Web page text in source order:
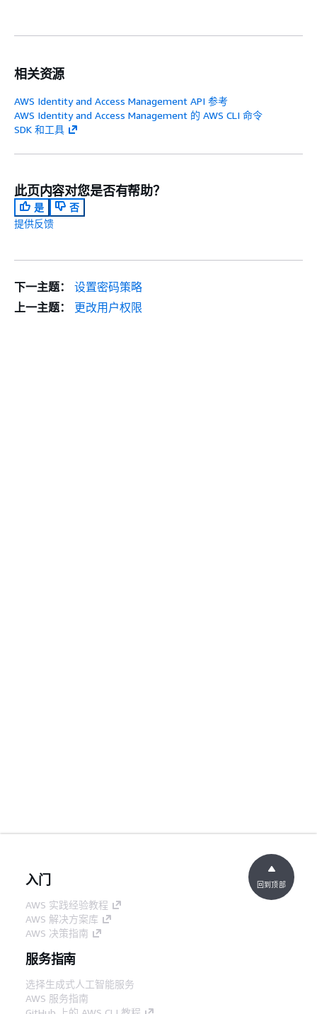
相关资源
AWS Identity and Access Management API 参考
AWS Identity and Access Management 的 AWS CLI 命令
SDK 和工具
此页内容对您是否有帮助？
是
否
提供反馈
下一主题：
设置密码策略
上一主题：
更改用户权限
入门
AWS 实践经验教程
AWS 解决方案库
AWS 决策指南
服务指南
选择生成式人工智能服务
AWS 服务指南
回到顶部